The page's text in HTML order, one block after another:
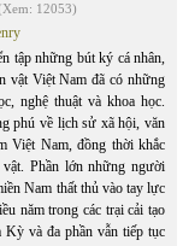
12053)
tập những bút ký cá nhân,
vật Việt Nam đã có những
nghệ thuật và khoa học.
phú về lịch sử xã hội, văn
Việt Nam, đồng thời khắc
Phần lớn những người
Nam thất thủ vào tay lực
năm trong các trại cải tạo
Kỳ và đa phần vẫn tiếp tục